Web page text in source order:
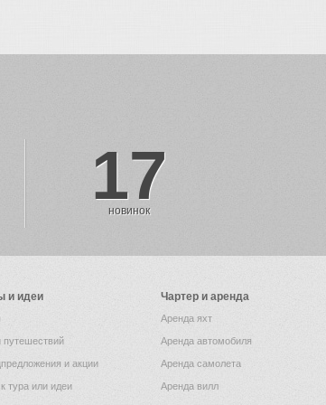
17
новинок
и идеи
путешествий
и акции
тура или идеи
Чартер и аренда
Аренда яхт
Аренда автомобиля
Аренда самолета
Аренда вилл